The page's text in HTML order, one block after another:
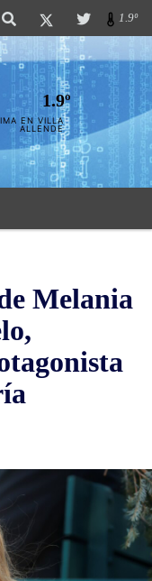
1.9º
1.9º
EN VILLA
ALLENDE
Melania